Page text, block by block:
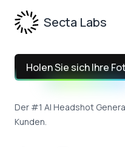
Secta Labs
Holen Sie sich Ihre
Der #1 AI Headshot
Kunden.